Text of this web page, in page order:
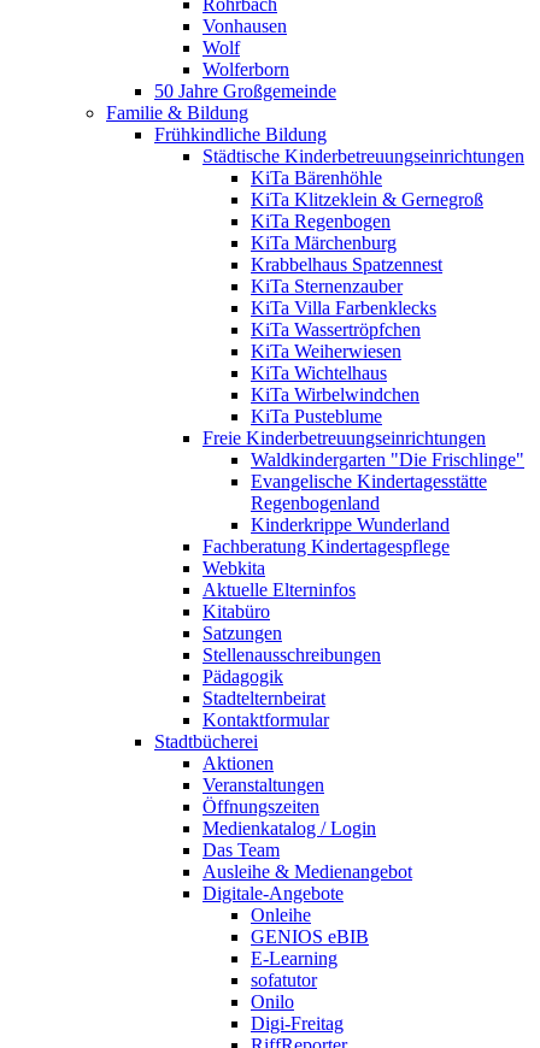
Rohrbach
Vonhausen
Wolf
Wolferborn
50 Jahre Großgemeinde
Familie & Bildung
Frühkindliche Bildung
Städtische Kinderbetreuungseinrichtungen
KiTa Bärenhöhle
KiTa Klitzeklein & Gernegroß
KiTa Regenbogen
KiTa Märchenburg
Krabbelhaus Spatzennest
KiTa Sternenzauber
KiTa Villa Farbenklecks
KiTa Wassertröpfchen
KiTa Weiherwiesen
KiTa Wichtelhaus
KiTa Wirbelwindchen
KiTa Pusteblume
Freie Kinderbetreuungseinrichtungen
Waldkindergarten "Die Frischlinge"
Evangelische Kindertagesstätte
Regenbogenland
Kinderkrippe Wunderland
Fachberatung Kindertagespflege
Webkita
Aktuelle Elterninfos
Kitabüro
Satzungen
Stellenausschreibungen
Pädagogik
Stadtelternbeirat
Kontaktformular
Stadtbücherei
Aktionen
Veranstaltungen
Öffnungszeiten
Medienkatalog / Login
Das Team
Ausleihe & Medienangebot
Digitale-Angebote
Onleihe
GENIOS eBIB
E-Learning
sofatutor
Onilo
Digi-Freitag